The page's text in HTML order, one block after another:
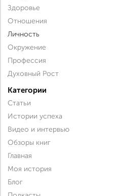
Здоровье
Отношения
Личность
Окружение
Профессия
Духовный Рост
Категории
Статьи
Истории успеха
Видео и интервью
Обзоры книг
Главная
Моя история
Блог